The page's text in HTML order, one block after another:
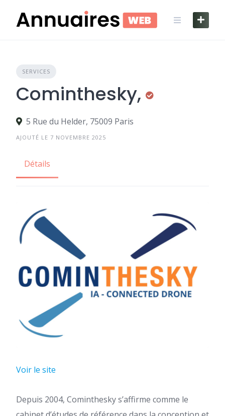
content
SERVICES
Cominthesky,
5 Rue du Helder, 75009 Paris
AJOUTÉ LE 7 NOVEMBRE 2025
Détails
Voir le site
Depuis 2004, Cominthesky s’affirme comme le